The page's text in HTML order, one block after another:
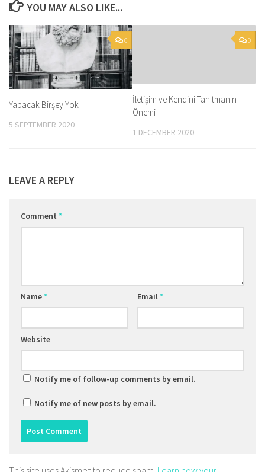
YOU MAY ALSO LIKE...
0
Yapacak Birşey Yok
5 SEPTEMBER 2020
0
İletişim ve Kendini Tanıtmanın
Önemi
1 DECEMBER 2020
LEAVE A REPLY
Comment *
Name* Email*
Website
Notify me of follow-up comments by email.
Notify me of new posts by email.